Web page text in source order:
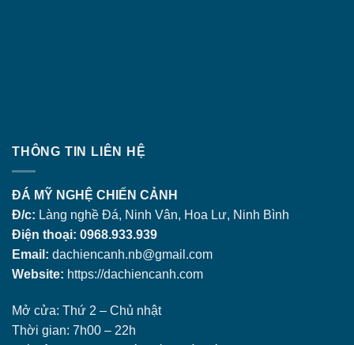
THÔNG TIN LIÊN HỆ
ĐÁ MỸ NGHỆ CHIẾN CẢNH
Đ/c: Làng nghề Đá, Ninh Vân, Hoa Lư, Ninh Bình
Điện thoại: 0968.933.939
Email: dachiencanh.nb@gmail.com
Website: https://dachiencanh.com
Mở cửa: Thứ 2 – Chủ nhật
Thời gian: 7h00 – 22h